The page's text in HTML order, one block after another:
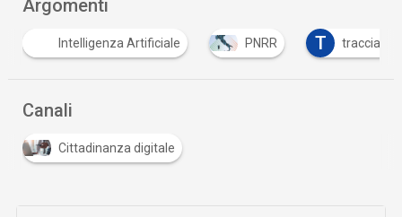
Argomenti
Intelligenza Artificiale PNRR T
Canali
Cittadinanza digitale